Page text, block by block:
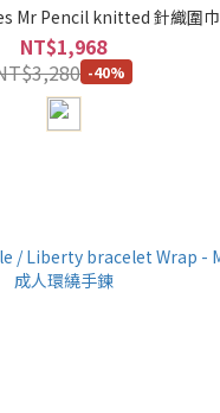
Mr Pencil knitted 針織圍巾
NT$1,968
-40%